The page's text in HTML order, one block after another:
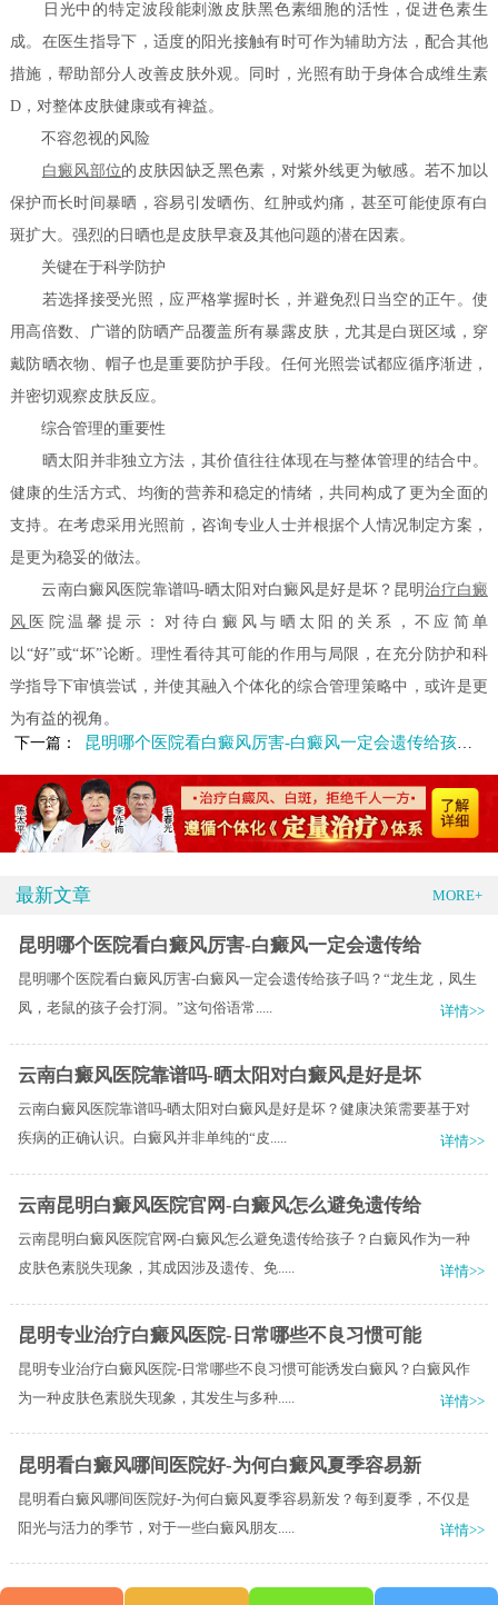
日光中的特定波段能刺激皮肤黑色素细胞的活性，促进色素生
成。在医生指导下，适度的阳光接触有时可作为辅助方法，配合其他
措施，帮助部分人改善皮肤外观。同时，光照有助于身体合成维生素
D，对整体皮肤健康或有裨益。
不容忽视的风险
白癜风部位的皮肤因缺乏黑色素，对紫外线更为敏感。若不加以
保护而长时间暴晒，容易引发晒伤、红肿或灼痛，甚至可能使原有白
斑扩大。强烈的日晒也是皮肤早衰及其他问题的潜在因素。
关键在于科学防护
若选择接受光照，应严格掌握时长，并避免烈日当空的正午。使
用高倍数、广谱的防晒产品覆盖所有暴露皮肤，尤其是白斑区域，穿
戴防晒衣物、帽子也是重要防护手段。任何光照尝试都应循序渐进，
并密切观察皮肤反应。
综合管理的重要性
晒太阳并非独立方法，其价值往往体现在与整体管理的结合中。
健康的生活方式、均衡的营养和稳定的情绪，共同构成了更为全面的
支持。在考虑采用光照前，咨询专业人士并根据个人情况制定方案，
是更为稳妥的做法。
云南白癜风医院靠谱吗-晒太阳对白癜风是好是坏？昆明治疗白癜
风 医院温馨提示：对待白癜风与晒太阳的关系，不应简单
以“好”或“坏”论断。理性看待其可能的作用与局限，在充分防护和科
学指导下审慎尝试，并使其融入个体化的综合管理策略中，或许是更
为有益的视角。
下一篇：
昆明哪个医院看白癜风厉害-白癜风一定会遗传给孩子吗
最新文章 MORE+
昆明哪个医院看白癜风厉害-白癜风一定会遗传给
昆明哪个医院看白癜风厉害-白癜风一定会遗传给孩子吗？“龙生龙，凤生
凤，老鼠的孩子会打洞。”这句俗语常.....
详情>>
云南白癜风医院靠谱吗-晒太阳对白癜风是好是坏
云南白癜风医院靠谱吗-晒太阳对白癜风是好是坏？健康决策需要基于对
疾病的正确认识。白癜风并非单纯的“皮.....
详情>>
云南昆明白癜风医院官网-白癜风怎么避免遗传给
云南昆明白癜风医院官网-白癜风怎么避免遗传给孩子？白癜风作为一种
皮肤色素脱失现象，其成因涉及遗传、免.....
详情>>
昆明专业治疗白癜风医院-日常哪些不良习惯可能
昆明专业治疗白癜风医院-日常哪些不良习惯可能诱发白癜风？白癜风作
为一种皮肤色素脱失现象，其发生与多种.....
详情>>
昆明看白癜风哪间医院好-为何白癜风夏季容易新
昆明看白癜风哪间医院好-为何白癜风夏季容易新发？每到夏季，不仅是
阳光与活力的季节，对于一些白癜风朋友.....
详情>>